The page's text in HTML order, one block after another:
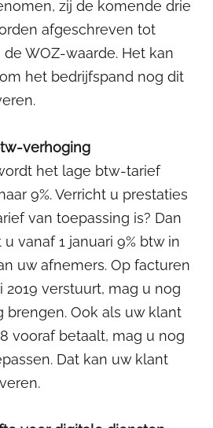
zij de komende drie
afgeschreven tot
de WOZ-waarde. Het kan
het bedrijfspand nog dit
verhoging
het lage btw-tarief
9%. Verricht u prestaties
van toepassing is? Dan
vanaf 1 januari 9% btw in
uw afnemers. Op facturen
2019 verstuurt, mag u nog
brengen. Ook als uw klant
vooraf betaalt, mag u nog
Dat kan uw klant